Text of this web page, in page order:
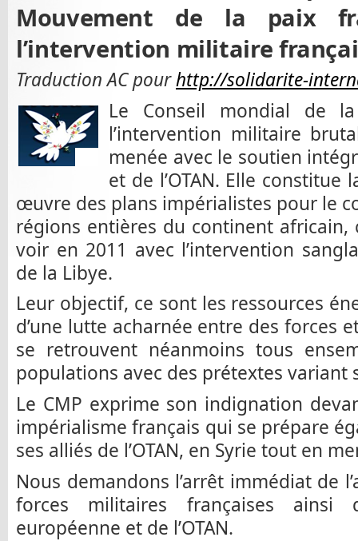
Mouvement de la paix
l’intervention militaire
Traduction AC pourhttp://solidarite-
Le Conseil mondial de
l’intervention militaire
menée avec le soutien
et de l’OTAN. Elle
œuvre des plans impérialistes pour le
régions entières du continent
voir en 2011 avec l’intervention
de la Libye.
Leur objectif, ce sont les ressources
d’une lutte acharnée entre des forces
se retrouvent néanmoins tous
populations avec des prétextes variant
Le CMP exprime son indignation
impérialisme français qui se prépare
ses alliés de l’OTAN, en Syrie tout en
Nous demandons l’arrêt immédiat de
forces militaires françaises ainsi
européenne et de l’OTAN.